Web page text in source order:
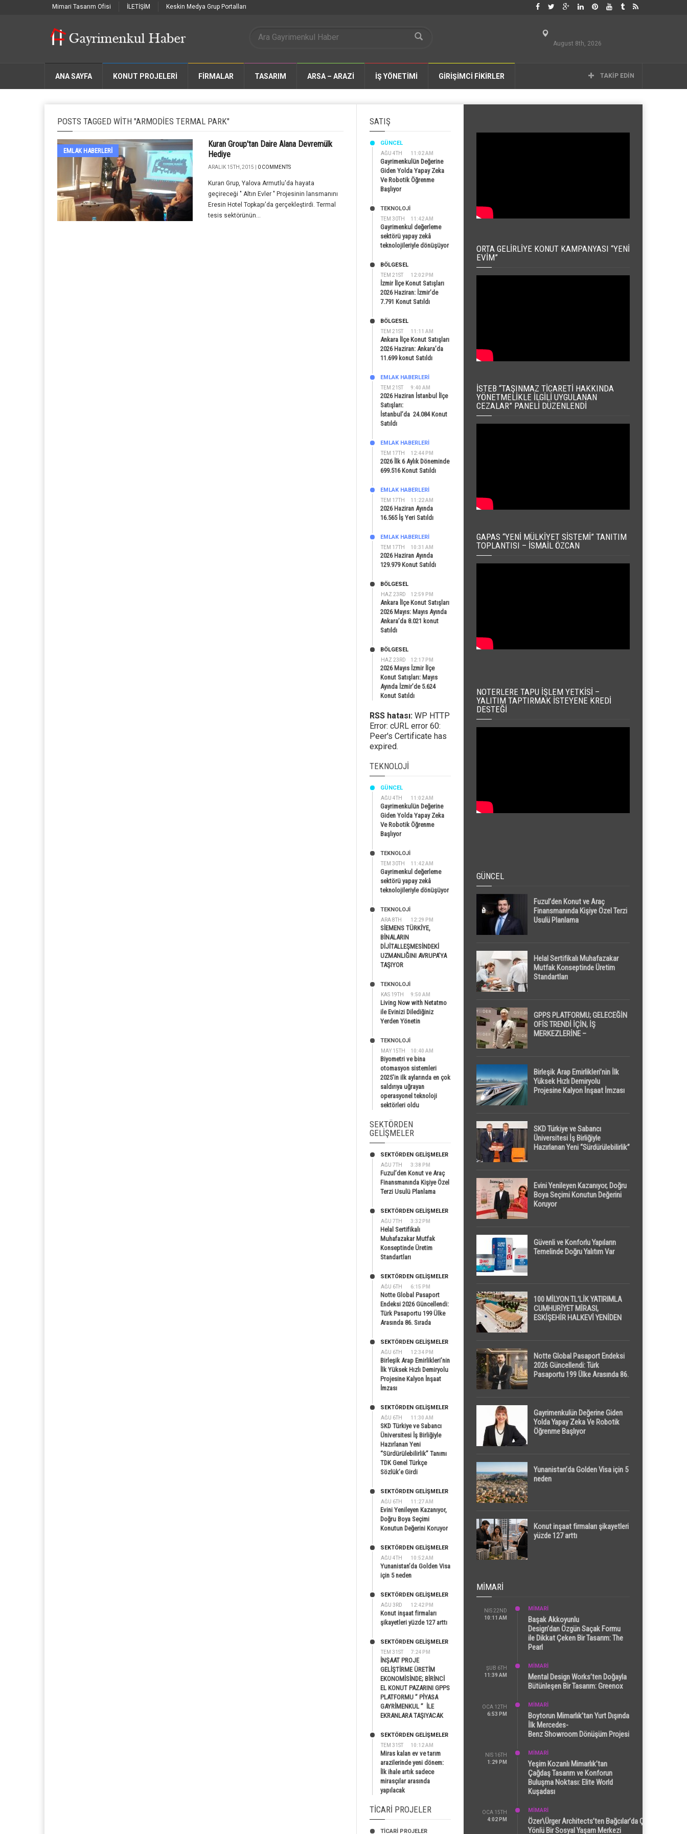
Mimari Tasarım Ofisi İLETİŞİM Keskin Medya Grup Portalları
August 8th, 2026
ANA SAYFA KONUT PROJELERİ FIRMALAR TASARIM ARSA – ARAZİ İŞ YÖNETİMİ GİRİŞİMCİ FİKİRLER TAKIP EDIN
POSTS TAGGED WITH "ARMODIES TERMAL PARK"
EMLAK HABERLERI
Kuran Group'tan Daire Alana Devremülk
Hediye
ARALIK 15TH, 2015 | 0 COMMENTS
Kuran Grup, Yalova Armutlu'da hayata
geçireceği " Altın Evler " Projesinin lansmanını
Eresin Hotel Topkapı'da gerçekleştirdi. Termal
tesis sektörünün...
SATIŞ
AĞU 4TH 11:02 AM
GÜNCEL
Gayrimenkulün Değerine
Giden Yolda Yapay Zeka
Ve Robotik Öğrenme
Başlıyor
TEM 30TH 11:42 AM
TEKNOLOJİ
Gayrimenkul değerleme
sektörü yapay zekâ
teknolojileriyle dönüşüyor
TEM 21ST 12:02 PM
BÖLGESEL
İzmir İlçe Konut Satışları
2026 Haziran: İzmir’de
7.791 Konut Satıldı
TEM 21ST 11:11 AM
BÖLGESEL
Ankara İlçe Konut Satışları
2026 Haziran: Ankara’da
11.699 konut Satıldı
TEM 21ST 9:40 AM
EMLAK HABERLERI
2026 Haziran İstanbul İlçe
Satışları:
İstanbul’da 24.084 Konut
Satıldı
TEM 17TH 12:44 PM
EMLAK HABERLERI
2026 İlk 6 Aylık Döneminde
699.516 Konut Satıldı
TEM 17TH 11:22 AM
EMLAK HABERLERI
2026 Haziran Ayında
16.565 İş Yeri Satıldı
TEM 17TH 10:31 AM
EMLAK HABERLERI
2026 Haziran Ayında
129.979 Konut Satıldı
HAZ 23RD 12:59 PM
BÖLGESEL
Ankara İlçe Konut Satışları
2026 Mayıs: Mayıs Ayında
Ankara’da 8.021 konut
Satıldı
HAZ 23RD 12:17 PM
BÖLGESEL
2026 Mayıs İzmir İlçe
Konut Satışları: Mayıs
Ayında İzmir’de 5.624
Konut Satıldı
RSS hatası: WP HTTP
Error: cURL error 60:
Peer's Certificate has
expired.
TEKNOLOJI
AĞU 4TH 11:02 AM
GÜNCEL
Gayrimenkulün Değerine
Giden Yolda Yapay Zeka
Ve Robotik Öğrenme
Başlıyor
TEM 30TH 11:42 AM
TEKNOLOJİ
Gayrimenkul değerleme
sektörü yapay zekâ
teknolojileriyle dönüşüyor
ARA 8TH 12:29 PM
TEKNOLOJİ
SİEMENS TÜRKİYE,
BİNALARIN
DİJİTALLEŞMESİNDEKİ
UZMANLIĞINI AVRUPA’YA
TAŞIYOR
KAS 19TH 9:50 AM
TEKNOLOJİ
Living Now with Netatmo
ile Evinizi Dilediğiniz
Yerden Yönetin
MAY 15TH 10:40 AM
TEKNOLOJİ
Biyometri ve bina
otomasyon sistemleri
2025’in ilk aylarında en çok
saldırıya uğrayan
operasyonel teknoloji
sektörleri oldu
SEKTÖRDEN
GELIŞMELER
AĞU 7TH 3:38 PM
SEKTÖRDEN GELIŞMELER
Fuzul’den Konut ve Araç
Finansmanında Kişiye Özel
Terzi Usulü Planlama
AĞU 7TH 3:32 PM
SEKTÖRDEN GELIŞMELER
Helal Sertifikalı
Muhafazakar Mutfak
Konseptinde Üretim
Standartları
AĞU 6TH 6:15 PM
SEKTÖRDEN GELIŞMELER
Notte Global Pasaport
Endeksi 2026 Güncellendi:
Türk Pasaportu 199 Ülke
Arasında 86. Sırada
AĞU 6TH 12:34 PM
SEKTÖRDEN GELIŞMELER
Birleşik Arap Emirlikleri’nin
İlk Yüksek Hızlı Demiryolu
Projesine Kalyon İnşaat
İmzası
AĞU 6TH 11:30 AM
SEKTÖRDEN GELIŞMELER
SKD Türkiye ve Sabancı
Üniversitesi İş Birliğiyle
Hazırlanan Yeni
“Sürdürülebilirlik” Tanımı
TDK Genel Türkçe
Sözlük’e Girdi
AĞU 6TH 11:27 AM
SEKTÖRDEN GELIŞMELER
Evini Yenileyen Kazanıyor,
Doğru Boya Seçimi
Konutun Değerini Koruyor
AĞU 4TH 10:52 AM
SEKTÖRDEN GELIŞMELER
Yunanistan’da Golden Visa
için 5 neden
AĞU 3RD 12:42 PM
SEKTÖRDEN GELIŞMELER
Konut inşaat firmaları
şikayetleri yüzde 127 arttı
TEM 31ST 7:24 PM
SEKTÖRDEN GELIŞMELER
İNŞAAT PROJE
GELİŞTİRME ÜRETİM
EKONOMİSİNDE; BİRİNCİ
EL KONUT PAZARINI GPPS
PLATFORMU ” PİYASA
GAYRİMENKUL ” İLE
EKRANLARA TAŞIYACAK
TEM 31ST 10:12 AM
SEKTÖRDEN GELIŞMELER
Miras kalan ev ve tarım
arazilerinde yeni dönem:
İlk ihale artık sadece
mirasçılar arasında
yapılacak
TICARI PROJELER
TİCARİ PROJELER
ORTA GELIRLIYE KONUT KAMPANYASI “YENI
EVIM”
İSTEB “TAŞINMAZ TICARETI HAKKINDA
YÖNETMELIKLE İLGILI UYGULANAN
CEZALAR” PANELI DÜZENLENDI
GAPAS “YENI MÜLKIYET SISTEMI” TANITIM
TOPLANTISI – İSMAIL ÖZCAN
NOTERLERE TAPU İŞLEM YETKISI –
YALITIM TAPTIRMAK İSTEYENE KREDI
DESTEĞI
GÜNCEL
Fuzul’den Konut ve Araç
Finansmanında Kişiye Özel Terzi
Usulü Planlama
Helal Sertifikalı Muhafazakar
Mutfak Konseptinde Üretim
Standartları
GPPS PLATFORMU; GELECEĞİN
OFİS TRENDİ İÇİN, İŞ
MERKEZLERİNE –
Birleşik Arap Emirlikleri’nin İlk
Yüksek Hızlı Demiryolu
Projesine Kalyon İnşaat İmzası
SKD Türkiye ve Sabancı
Üniversitesi İş Birliğiyle
Hazırlanan Yeni “Sürdürülebilirlik”
Evini Yenileyen Kazanıyor, Doğru
Boya Seçimi Konutun Değerini
Koruyor
Güvenli ve Konforlu Yapıların
Temelinde Doğru Yalıtım Var
100 MİLYON TL’LİK YATIRIMLA
CUMHURİYET MİRASI,
ESKİŞEHİR HALKEVİ YENİDEN
Notte Global Pasaport Endeksi
2026 Güncellendi: Türk
Pasaportu 199 Ülke Arasında 86.
Gayrimenkulün Değerine Giden
Yolda Yapay Zeka Ve Robotik
Öğrenme Başlıyor
Yunanistan’da Golden Visa için 5
neden
Konut inşaat firmaları şikayetleri
yüzde 127 arttı
MIMARI
NIS 22ND
10:11 AM
MİMARİ
Başak Akkoyunlu
Design’dan Özgün Saçak Formu
ile Dikkat Çeken Bir Tasarım: The
Pearl
ŞUB 6TH
11:39 AM
MİMARİ
Mental Design Works’ten Doğayla
Bütünleşen Bir Tasarım: Greenox
OCA 12TH
6:53 PM
MİMARİ
Boytorun Mimarlık’tan Yurt Dışında
İlk Mercedes-
Benz Showroom Dönüşüm Projesi
NIS 16TH
1:29 PM
MİMARİ
Yeşim Kozanlı Mimarlık’tan
Çağdaş Tasarım ve Konforun
Buluşma Noktası: Elite World
Kuşadası
OCA 15TH
4:02 PM
MİMARİ
Özer\Ürger Architects’ten Bağcılar’da Çok
Yönlü Bir Sosyal Yaşam Merkezi